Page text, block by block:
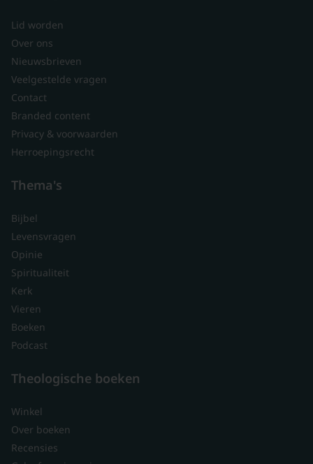
Lid worden
Over ons
Nieuwsbrieven
Veelgestelde vragen
Contact
Branded content
Privacy & voorwaarden
Herroepingsrecht
Thema's
Bijbel
Levensvragen
Opinie
Spiritualiteit
Kerk
Vieren
Boeken
Podcast
Theologische boeken
Winkel
Over boeken
Recensies